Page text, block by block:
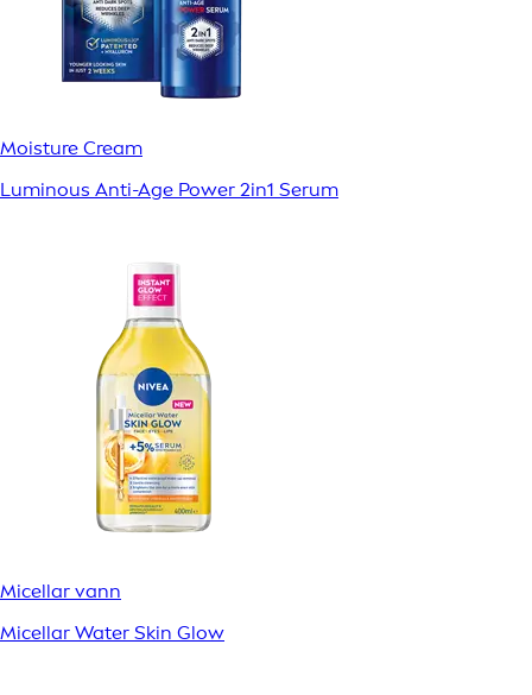
Moisture Cream
Luminous Anti-Age Power 2in1 Serum
Micellar vann
Micellar Water Skin Glow